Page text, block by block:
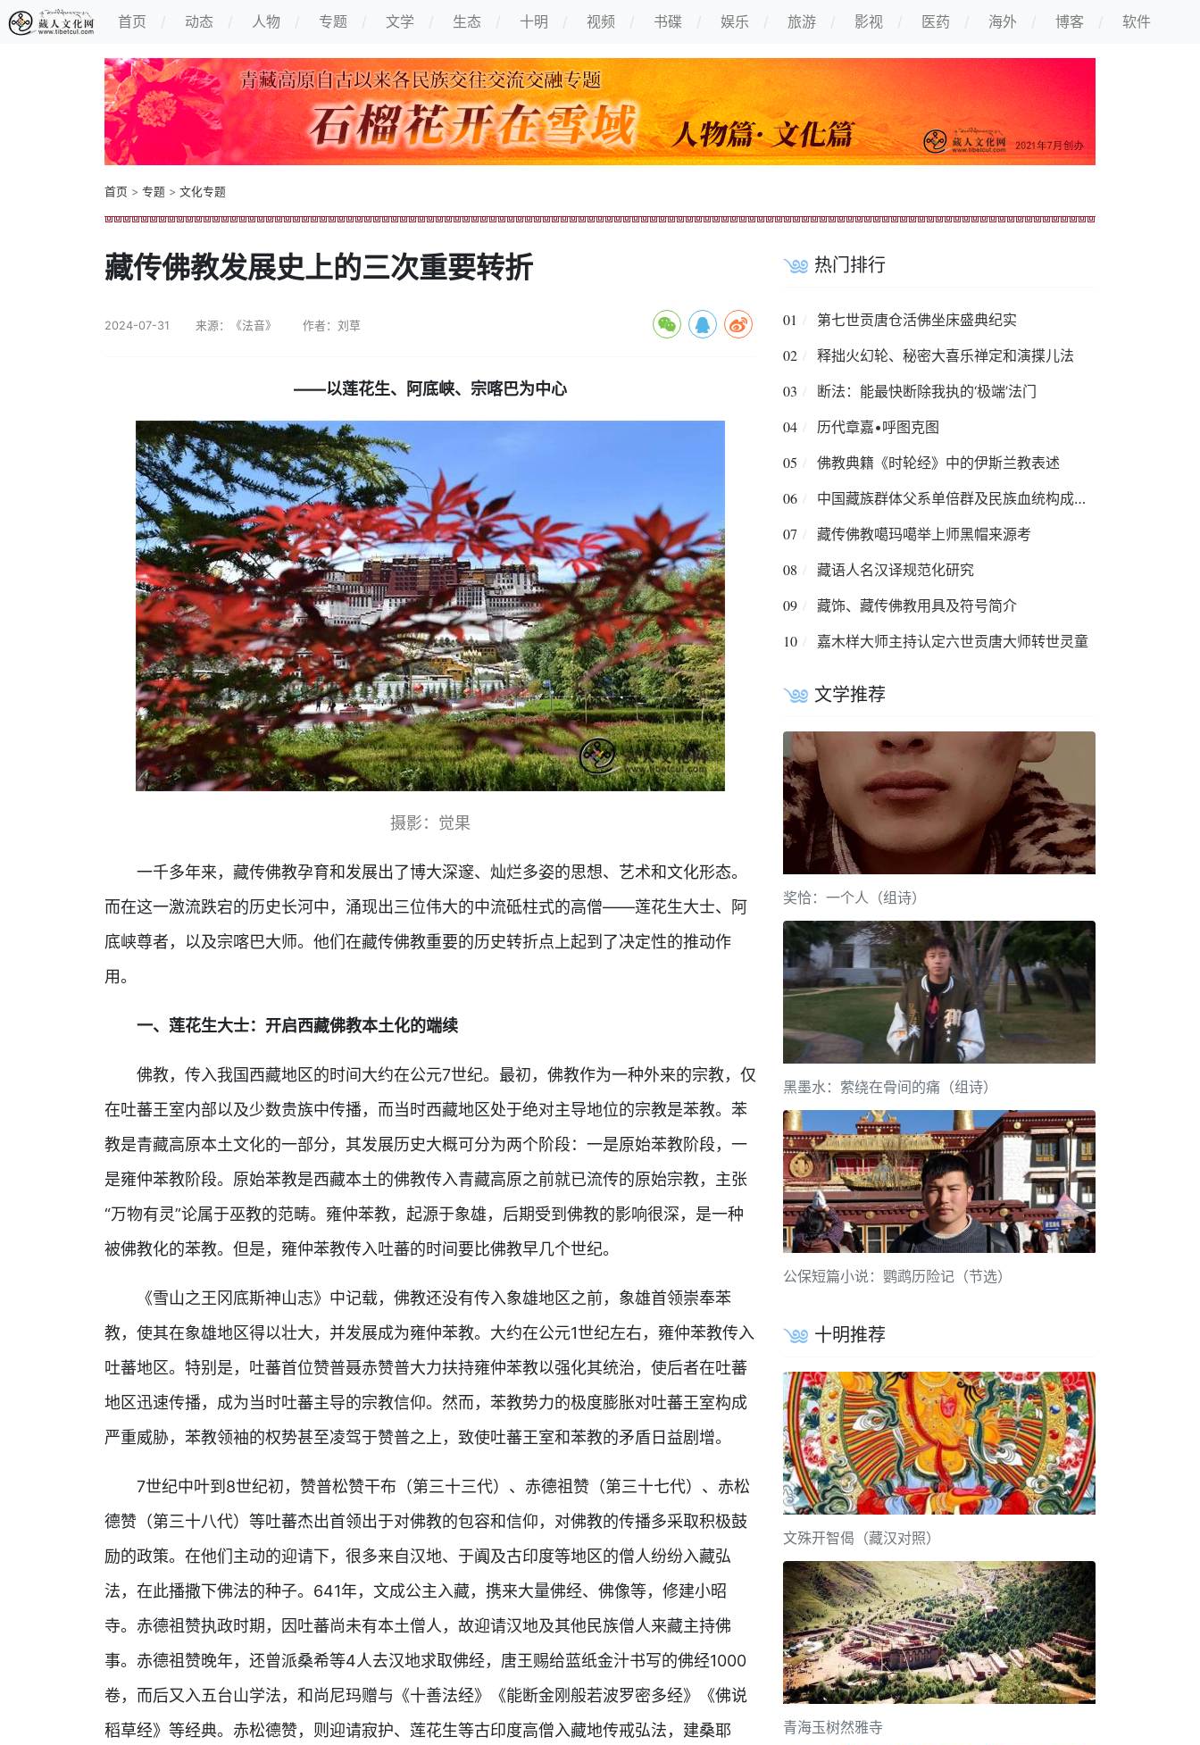
首页 动态 人物 专题 文学 生态 十明 视频 书碟 娱乐 旅游 影视 医药 海外 博客 软件
首页 > 专题 > 文化专题
藏传佛教发展史上的三次重要转折
2024-07-31 来源：《法音》 作者：刘草
——以莲花生、阿底峡、宗喀巴为中心
摄影：觉果
一千多年来，藏传佛教孕育和发展出了博大深邃、灿烂多姿的思想、艺术和文化形态。
而在这一激流跌宕的历史长河中，涌现出三位伟大的中流砥柱式的高僧——莲花生大士、阿
底峡尊者，以及宗喀巴大师。他们在藏传佛教重要的历史转折点上起到了决定性的推动作
用。
一、莲花生大士：开启西藏佛教本土化的端续
佛教，传入我国西藏地区的时间大约在公元7世纪。最初，佛教作为一种外来的宗教，仅
在吐蕃王室内部以及少数贵族中传播，而当时西藏地区处于绝对主导地位的宗教是苯教。苯
教是青藏高原本土文化的一部分，其发展历史大概可分为两个阶段：一是原始苯教阶段，一
是雍仲苯教阶段。原始苯教是西藏本土的佛教传入青藏高原之前就已流传的原始宗教，主张
“万物有灵”论属于巫教的范畴。雍仲苯教，起源于象雄，后期受到佛教的影响很深，是一种
被佛教化的苯教。但是，雍仲苯教传入吐蕃的时间要比佛教早几个世纪。
《雪山之王冈底斯神山志》中记载，佛教还没有传入象雄地区之前，象雄首领崇奉苯
教，使其在象雄地区得以壮大，并发展成为雍仲苯教。大约在公元1世纪左右，雍仲苯教传入
吐蕃地区。特别是，吐蕃首位赞普聂赤赞普大力扶持雍仲苯教以强化其统治，使后者在吐蕃
地区迅速传播，成为当时吐蕃主导的宗教信仰。然而，苯教势力的极度膨胀对吐蕃王室构成
严重威胁，苯教领袖的权势甚至凌驾于赞普之上，致使吐蕃王室和苯教的矛盾日益剧增。
7世纪中叶到8世纪初，赞普松赞干布（第三十三代）、赤德祖赞（第三十七代）、赤松
德赞（第三十八代）等吐蕃杰出首领出于对佛教的包容和信仰，对佛教的传播多采取积极鼓
励的政策。在他们主动的迎请下，很多来自汉地、于阗及古印度等地区的僧人纷纷入藏弘
法，在此播撒下佛法的种子。641年，文成公主入藏，携来大量佛经、佛像等，修建小昭
寺。赤德祖赞执政时期，因吐蕃尚未有本土僧人，故迎请汉地及其他民族僧人来藏主持佛
事。赤德祖赞晚年，还曾派桑希等4人去汉地求取佛经，唐王赐给蓝纸金汁书写的佛经1000
卷，而后又入五台山学法，和尚尼玛赠与《十善法经》《能断金刚般若波罗密多经》《佛说
稻草经》等经典。赤松德赞，则迎请寂护、莲花生等古印度高僧入藏地传戒弘法，建桑耶
热门排行
01 第七世贡唐仓活佛坐床盛典纪实
02 释拙火幻轮、秘密大喜乐禅定和演揲儿法
03 断法：能最快断除我执的‘极端’法门
04 历代章嘉•呼图克图
05 佛教典籍《时轮经》中的伊斯兰教表述
06 中国藏族群体父系单倍群及民族血统构成情况
07 藏传佛教噶玛噶举上师黑帽来源考
08 藏语人名汉译规范化研究
09 藏饰、藏传佛教用具及符号简介
10 嘉木样大师主持认定六世贡唐大师转世灵童
文学推荐
奖恰：一个人（组诗）
黑墨水：萦绕在骨间的痛（组诗）
公保短篇小说：鹦鹉历险记（节选）
十明推荐
文殊开智偈（藏汉对照）
青海玉树然雅寺